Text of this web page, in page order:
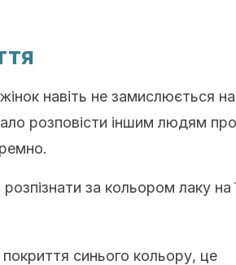
навіть не замислюється
розповісти іншим людям про
за кольором лаку на
синього кольору, це